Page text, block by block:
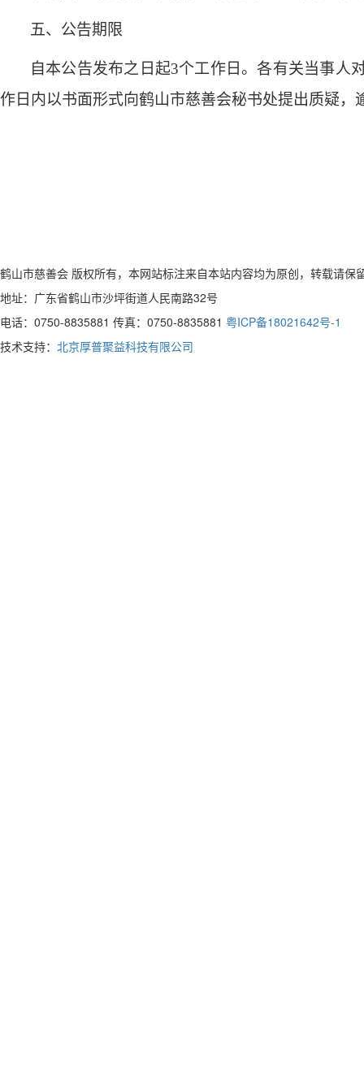
五、公告期限
自本公告发布之日起3个工作日。各有关当事人
作日内以书面形式向鹤山市慈善会秘书处提出质疑，
鹤山市慈善会 版权所有，本网站标注来自本站内容均为原创，转载请保
地址：广东省鹤山市沙坪街道人民南路32号
电话：0750-8835881 传真：0750-8835881 粤ICP备18021642号-1
技术支持： 北京厚普聚益科技有限公司